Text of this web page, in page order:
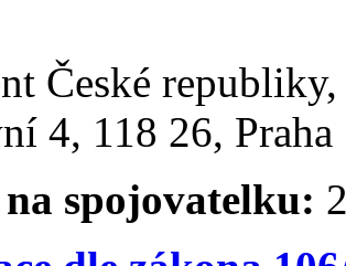
České
4, 118 26,
spojovatelku: